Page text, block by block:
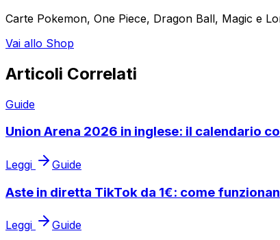
Carte Pokemon, One Piece, Dragon Ball, Magic e
Vai allo Shop
Articoli Correlati
Guide
Union Arena 2026 in inglese: il calendario
Leggi Guide
Aste in diretta TikTok da 1€: come
Leggi Guide